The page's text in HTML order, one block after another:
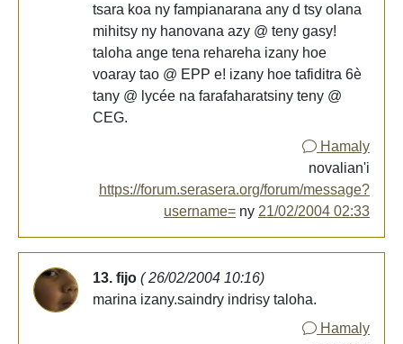
tsara koa ny fampianarana any d tsy olana
mihitsy ny hanovana azy @ teny gasy!
taloha ange tena rehareha izany hoe
voaray tao @ EPP e! izany hoe tafiditra 6è
tany @ lycée na farafaharatsiny teny @
CEG.
Hamaly
novalian'i
https://forum.serasera.org/forum/message?
username= ny 21/02/2004 02:33
13. fijo ( 26/02/2004 10:16)
marina izany.saindry indrisy taloha.
Hamaly